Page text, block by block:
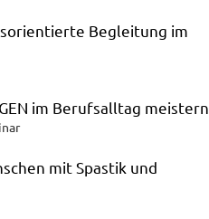
Begleitung im
im Berufsalltag meistern
mit Spastik und